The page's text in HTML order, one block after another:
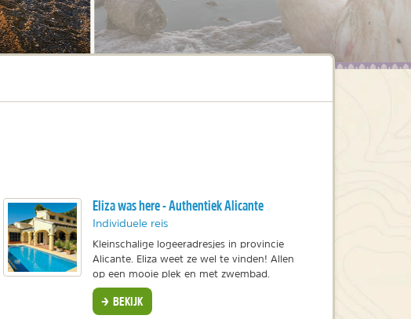
Eliza was here - Authentiek Alicante
Individuele reis
Kleinschalige logeeradresjes in provincie
Alicante. Eliza weet ze wel te vinden! Allen
op een mooie plek en met zwembad.
BEKIJK